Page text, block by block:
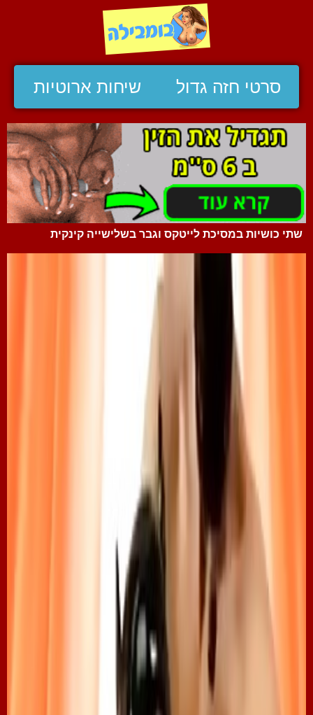
סרטי חזה גדול שיחות ארוטיות
שתי כושיות במסיכת לייטקס וגבר בשלישייה קינקית